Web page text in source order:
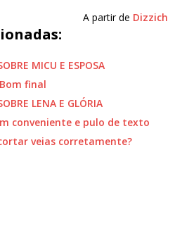
A partir de Dizzich
MICU E ESPOSA
final
LENA E GLÓRIA
conveniente e pulo de texto
veias corretamente?